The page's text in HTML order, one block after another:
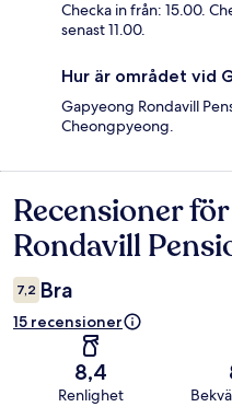
Checka in från: 15.00.
senast 11.00.
Hur är området vid
Gapyeong Rondavill
Cheongpyeong.
Recensioner
Recensioner
Rondavill
7,2 Bra
15 recensioner
8,4
Renlighet